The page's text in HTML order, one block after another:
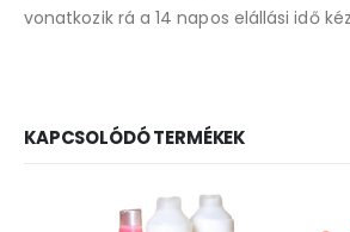
vonatkozik rá a 14 napos elállási idő
KAPCSOLÓDÓ TERMÉKEK